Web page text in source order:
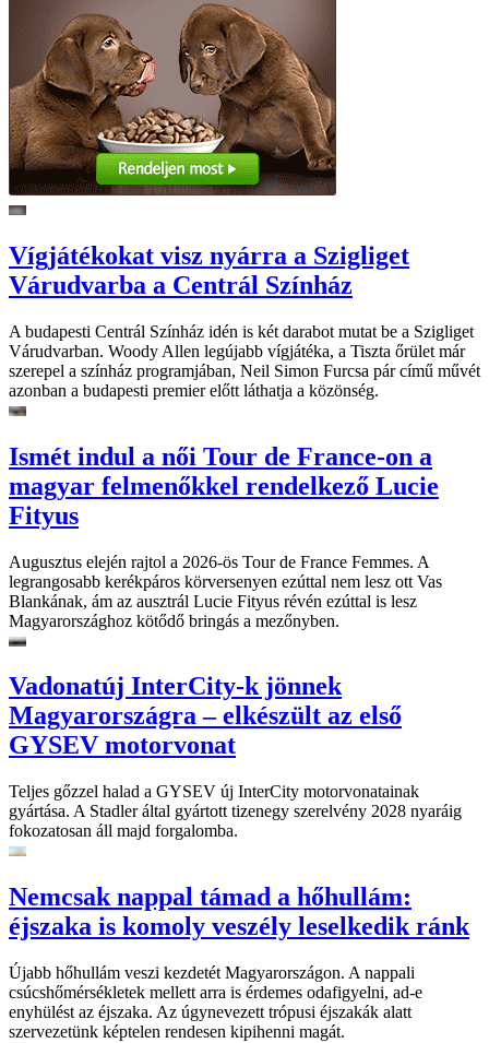
Vígjátékokat visz nyárra a Szigliget
Várudvarba a Centrál Színház
A budapesti Centrál Színház idén is két darabot mutat be a Szigliget
Várudvarban. Woody Allen legújabb vígjátéka, a Tiszta őrület már
szerepel a színház programjában, Neil Simon Furcsa pár című művét
azonban a budapesti premier előtt láthatja a közönség.
Ismét indul a női Tour de France-on a
magyar felmenőkkel rendelkező Lucie
Fityus
Augusztus elején rajtol a 2026-ös Tour de France Femmes. A
legrangosabb kerékpáros körversenyen ezúttal nem lesz ott Vas
Blankának, ám az ausztrál Lucie Fityus révén ezúttal is lesz
Magyarországhoz kötődő bringás a mezőnyben.
Vadonatúj InterCity-k jönnek
Magyarországra – elkészült az első
GYSEV motorvonat
Teljes gőzzel halad a GYSEV új InterCity motorvonatainak
gyártása. A Stadler által gyártott tizenegy szerelvény 2028 nyaráig
fokozatosan áll majd forgalomba.
Nemcsak nappal támad a hőhullám:
éjszaka is komoly veszély leselkedik ránk
Újabb hőhullám veszi kezdetét Magyarországon. A nappali
csúcshőmérsékletek mellett arra is érdemes odafigyelni, ad-e
enyhülést az éjszaka. Az úgynevezett trópusi éjszakák alatt
szervezetünk képtelen rendesen kipihenni magát.